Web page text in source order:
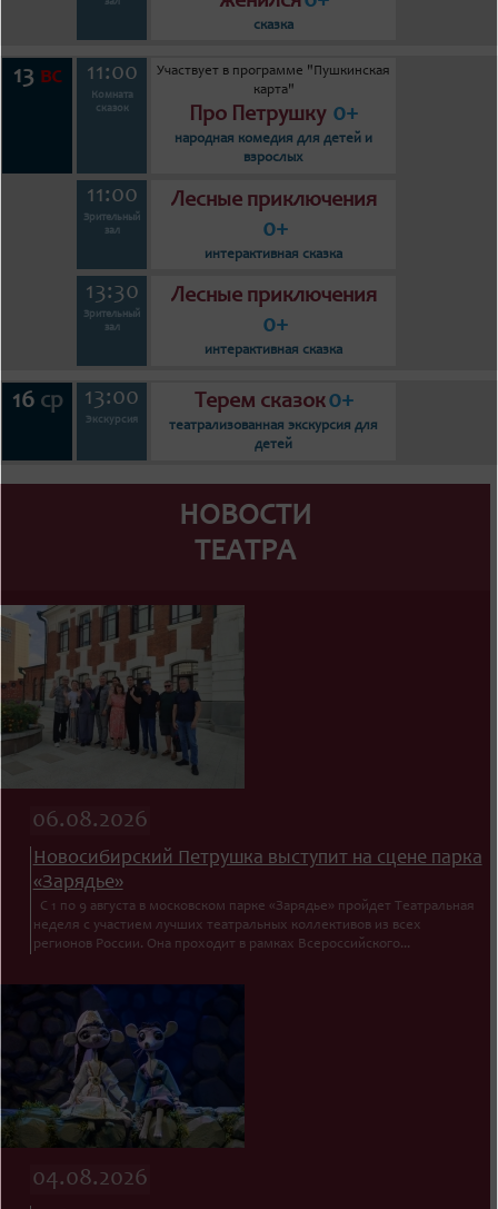
НОВОСТИ
ТЕАТРА
06.08.2026
Новосибирский Петрушка выступит на сцене парка
«Зарядье»
С 1 по 9 августа в московском парке «Зарядье» пройдет Театральная
неделя с участием лучших театральных коллективов из всех
регионов России. Она проходит в рамках Всероссийского...
04.08.2026
зал
сказка
13 вс 11:00
Комната
сказок
Участвует в программе "Пушкинская
карта"
Про Петрушку 0+
народная комедия для детей и
взрослых
11:00
Зрительный
зал
Лесные приключения
0+
интерактивная сказка
13:30
Зрительный
зал
Лесные приключения
0+
интерактивная сказка
16ср 13:00
Экскурсия
Терем сказок0+
театрализованная экскурсия для
детей